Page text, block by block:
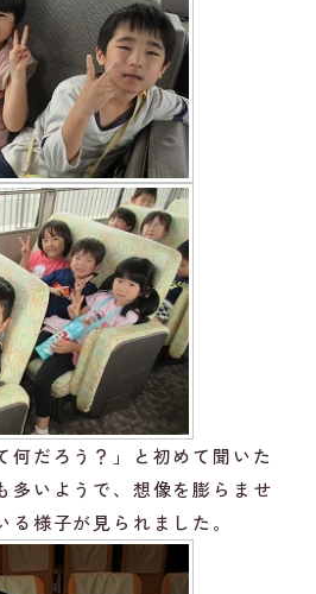
何だろう？」と初めて聞いた
多いようで、想像を膨らませ
様子が見られました。